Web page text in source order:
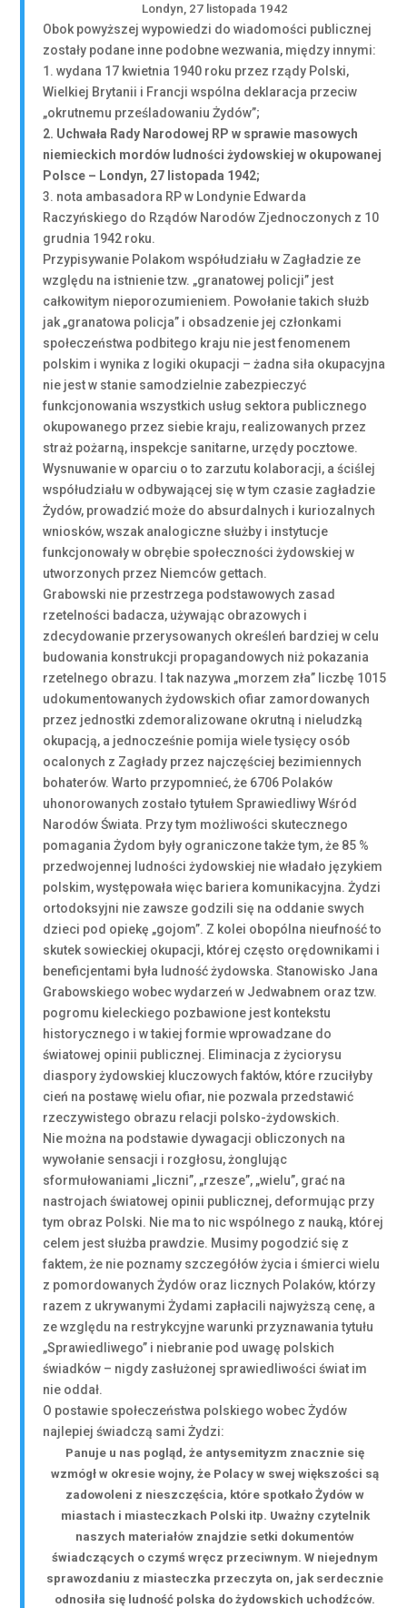
Londyn, 27 listopada 1942
Obok powyższej wypowiedzi do wiadomości publicznej
zostały podane inne podobne wezwania, między innymi:
1. wydana 17 kwietnia 1940 roku przez rządy Polski,
Wielkiej Brytanii i Francji wspólna deklaracja przeciw
„okrutnemu prześladowaniu Żydów”;
2. Uchwała Rady Narodowej RP w sprawie masowych
niemieckich mordów ludności żydowskiej w okupowanej
Polsce – Londyn, 27 listopada 1942;
3. nota ambasadora RP w Londynie Edwarda
Raczyńskiego do Rządów Narodów Zjednoczonych z 10
grudnia 1942 roku.
Przypisywanie Polakom współudziału w Zagładzie ze
względu na istnienie tzw. „granatowej policji” jest
całkowitym nieporozumieniem. Powołanie takich służb
jak „granatowa policja” i obsadzenie jej członkami
społeczeństwa podbitego kraju nie jest fenomenem
polskim i wynika z logiki okupacji – żadna siła okupacyjna
nie jest w stanie samodzielnie zabezpieczyć
funkcjonowania wszystkich usług sektora publicznego
okupowanego przez siebie kraju, realizowanych przez
straż pożarną, inspekcje sanitarne, urzędy pocztowe.
Wysnuwanie w oparciu o to zarzutu kolaboracji, a ściślej
współudziału w odbywającej się w tym czasie zagładzie
Żydów, prowadzić może do absurdalnych i kuriozalnych
wniosków, wszak analogiczne służby i instytucje
funkcjonowały w obrębie społeczności żydowskiej w
utworzonych przez Niemców gettach.
Grabowski nie przestrzega podstawowych zasad
rzetelności badacza, używając obrazowych i
zdecydowanie przerysowanych określeń bardziej w celu
budowania konstrukcji propagandowych niż pokazania
rzetelnego obrazu. I tak nazywa „morzem zła” liczbę 1015
udokumentowanych żydowskich ofiar zamordowanych
przez jednostki zdemoralizowane okrutną i nieludzką
okupacją, a jednocześnie pomija wiele tysięcy osób
ocalonych z Zagłady przez najczęściej bezimiennych
bohaterów. Warto przypomnieć, że 6706 Polaków
uhonorowanych zostało tytułem Sprawiedliwy Wśród
Narodów Świata. Przy tym możliwości skutecznego
pomagania Żydom były ograniczone także tym, że 85 %
przedwojennej ludności żydowskiej nie władało językiem
polskim, występowała więc bariera komunikacyjna. Żydzi
ortodoksyjni nie zawsze godzili się na oddanie swych
dzieci pod opiekę „gojom”. Z kolei obopólna nieufność to
skutek sowieckiej okupacji, której często orędownikami i
beneficjentami była ludność żydowska. Stanowisko Jana
Grabowskiego wobec wydarzeń w Jedwabnem oraz tzw.
pogromu kieleckiego pozbawione jest kontekstu
historycznego i w takiej formie wprowadzane do
światowej opinii publicznej. Eliminacja z życiorysu
diaspory żydowskiej kluczowych faktów, które rzuciłyby
cień na postawę wielu ofiar, nie pozwala przedstawić
rzeczywistego obrazu relacji polsko-żydowskich.
Nie można na podstawie dywagacji obliczonych na
wywołanie sensacji i rozgłosu, żonglując
sformułowaniami „liczni”, „rzesze”, „wielu”, grać na
nastrojach światowej opinii publicznej, deformując przy
tym obraz Polski. Nie ma to nic wspólnego z nauką, której
celem jest służba prawdzie. Musimy pogodzić się z
faktem, że nie poznamy szczegółów życia i śmierci wielu
z pomordowanych Żydów oraz licznych Polaków, którzy
razem z ukrywanymi Żydami zapłacili najwyższą cenę, a
ze względu na restrykcyjne warunki przyznawania tytułu
„Sprawiedliwego” i niebranie pod uwagę polskich
świadków – nigdy zasłużonej sprawiedliwości świat im
nie oddał.
O postawie społeczeństwa polskiego wobec Żydów
najlepiej świadczą sami Żydzi:
Panuje u nas pogląd, że antysemityzm znacznie się
wzmógł w okresie wojny, że Polacy w swej większości są
zadowoleni z nieszczęścia, które spotkało Żydów w
miastach i miasteczkach Polski itp. Uważny czytelnik
naszych materiałów znajdzie setki dokumentów
świadczących o czymś wręcz przeciwnym. W niejednym
sprawozdaniu z miasteczka przeczyta on, jak serdecznie
odnosiła się ludność polska do żydowskich uchodźców.